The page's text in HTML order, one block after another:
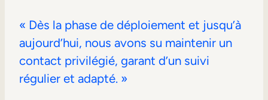
« Dès la phase de déploiement et jusqu’à
aujourd’hui, nous avons su maintenir un
contact privilégié, garant d’un suivi
régulier et adapté. »